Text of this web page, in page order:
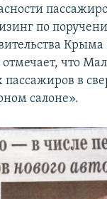
по
Крыма
отмечает, что
пассажиров в
салоне».